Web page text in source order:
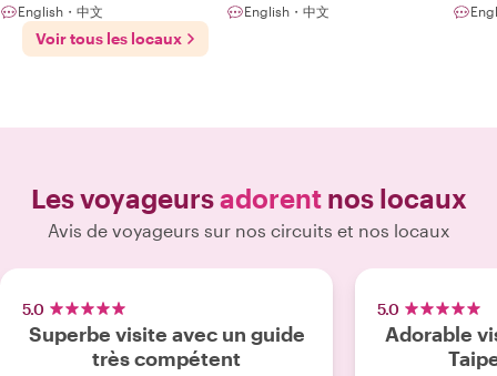
English・中文 English・中文
Voir tous les locaux
Les voyageursadorentnos locaux
Avis de voyageurs sur nos circuits et nos locaux
5.0
Superbe visite avec un guide
très compétent
5.0
Adorable